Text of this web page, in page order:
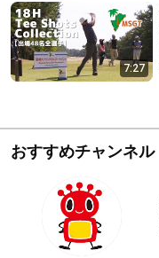
7:27
おすすめチャンネル